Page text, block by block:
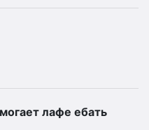
лафе ебать